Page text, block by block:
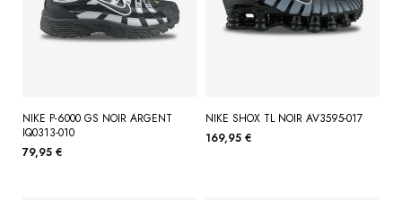
NIKE P-6000 GS NOIR ARGENT
IQ0313-010
79,95 €
NIKE SHOX TL NOIR AV3595-017
169,95 €